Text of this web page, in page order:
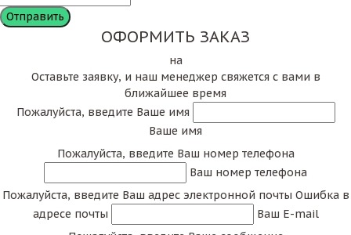
ОФОРМИТЬ ЗАКАЗ
на
Оставьте заявку, и наш менеджер свяжется с вами в
ближайшее время
Пожалуйста, введите Ваше имя
Ваше имя
Пожалуйста, введите Ваш номер телефона
Ваш номер телефона
Пожалуйста, введите Ваш адрес электронной почты Ошибка в
адресе почты
Ваш E-mail